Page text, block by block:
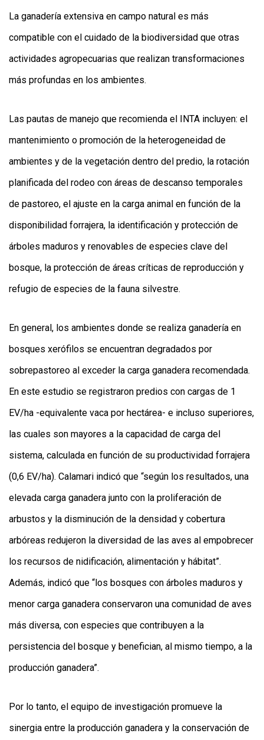
La ganadería extensiva en campo natural es más
compatible con el cuidado de la biodiversidad que otras
actividades agropecuarias que realizan transformaciones
más profundas en los ambientes.
Las pautas de manejo que recomienda el INTA incluyen: el
mantenimiento o promoción de la heterogeneidad de
ambientes y de la vegetación dentro del predio, la rotación
planificada del rodeo con áreas de descanso temporales
de pastoreo, el ajuste en la carga animal en función de la
disponibilidad forrajera, la identificación y protección de
árboles maduros y renovables de especies clave del
bosque, la protección de áreas críticas de reproducción y
refugio de especies de la fauna silvestre.
En general, los ambientes donde se realiza ganadería en
bosques xerófilos se encuentran degradados por
sobrepastoreo al exceder la carga ganadera recomendada.
En este estudio se registraron predios con cargas de 1
EV/ha -equivalente vaca por hectárea- e incluso superiores,
las cuales son mayores a la capacidad de carga del
sistema, calculada en función de su productividad forrajera
(0,6 EV/ha). Calamari indicó que “según los resultados, una
elevada carga ganadera junto con la proliferación de
arbustos y la disminución de la densidad y cobertura
arbóreas redujeron la diversidad de las aves al empobrecer
los recursos de nidificación, alimentación y hábitat”.
Además, indicó que “los bosques con árboles maduros y
menor carga ganadera conservaron una comunidad de aves
más diversa, con especies que contribuyen a la
persistencia del bosque y benefician, al mismo tiempo, a la
producción ganadera”.
Por lo tanto, el equipo de investigación promueve la
sinergia entre la producción ganadera y la conservación de